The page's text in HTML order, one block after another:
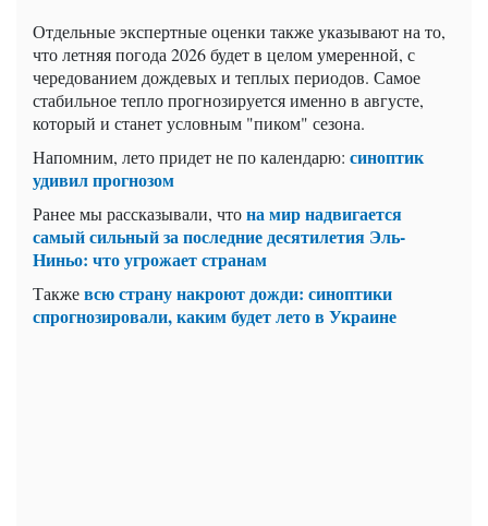
Отдельные экспертные оценки также указывают на то,
что летняя погода 2026 будет в целом умеренной, с
чередованием дождевых и теплых периодов. Самое
стабильное тепло прогнозируется именно в августе,
который и станет условным "пиком" сезона.
Напомним, лето придет не по календарю: синоптик
удивил прогнозом
Ранее мы рассказывали, чтона мир надвигается
самый сильный за последние десятилетия Эль-
Ниньо: что угрожает странам
Такжевсю страну накроют дожди: синоптики
спрогнозировали, каким будет лето в Украине